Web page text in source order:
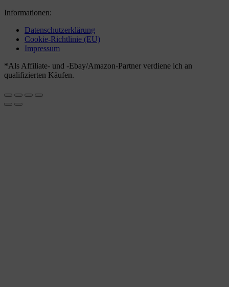
Informationen:
Datenschutzerklärung
Cookie-Richtlinie (EU)
Impressum
*Als Affiliate- und -Ebay/Amazon-Partner verdiene ich an
qualifizierten Käufen.